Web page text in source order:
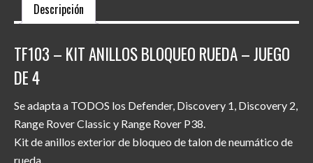
Descripción
TF103 – KIT ANILLOS BLOQUEO RUEDA – JUEGO
DE 4
Se adapta a TODOS los Defender, Discovery 1, Discovery 2,
Range Rover Classic y Range Rover P38.
Kit de anillos exterior de bloqueo de talon de neumático de
rueda.